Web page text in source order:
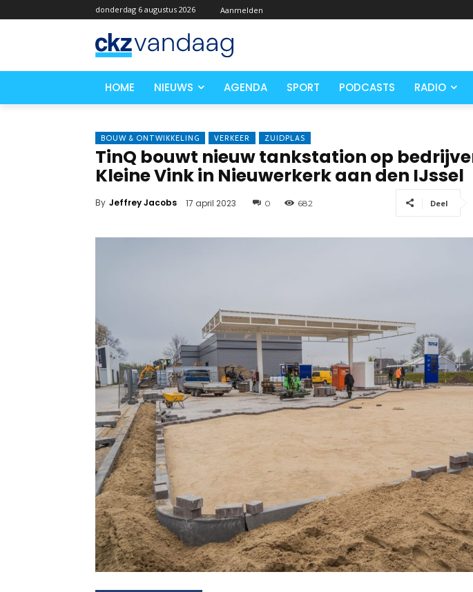
donderdag 6 augustus 2026 Aanmelden
HOME NIEUWS AGENDA SPORT PODCASTS RADIO
BOUW & ONTWIKKELING VERKEER ZUIDPLAS
TinQ bouwt nieuw tankstation op
Kleine Vink in Nieuwerkerk aan den IJssel
By Jeffrey Jacobs 17 april 2023 0 682 Deel